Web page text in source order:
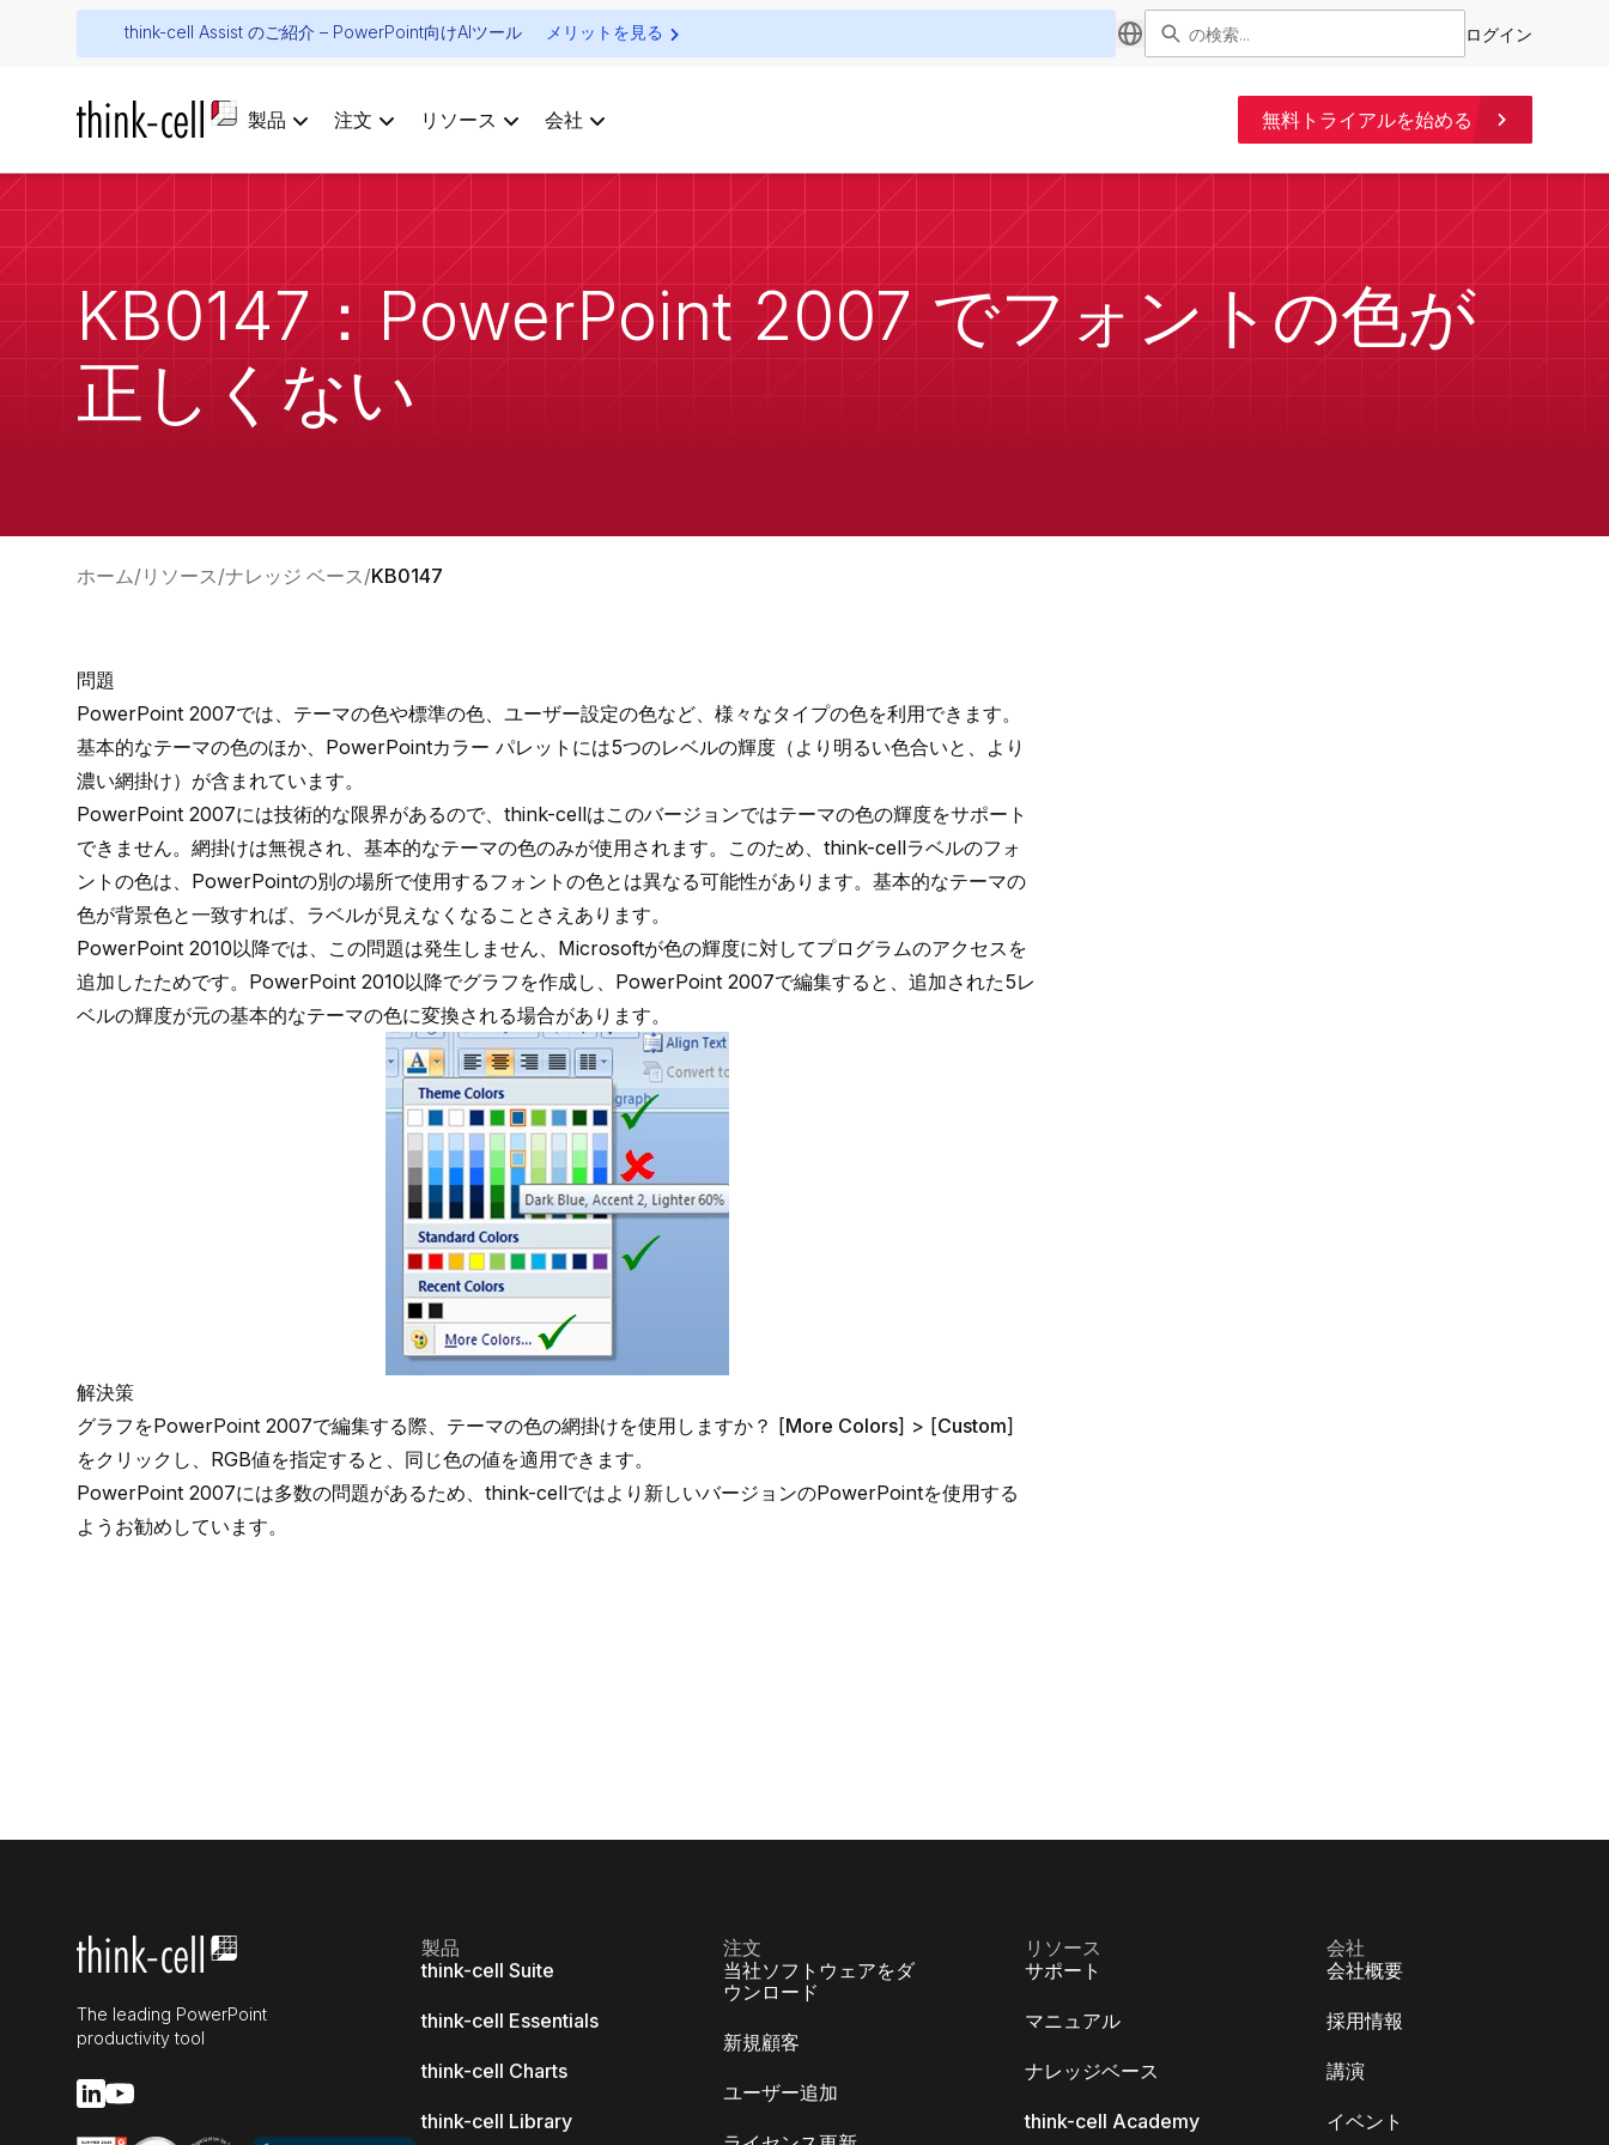
think-cell Assist のご紹介 – PowerPoint向けAIツール メリットを見る ログイン
製品 注文 リソース 会社 無料トライアルを始める
KB0147：PowerPoint 2007 でフォントの色が
正しくない
ホーム リソース ナレッジ ベース KB0147
問題
PowerPoint 2007では、テーマの色や標準の色、ユーザー設定の色など、様々なタイプの色を利用できます。
基本的なテーマの色のほか、PowerPointカラー パレットには5つのレベルの輝度（より明るい色合いと、より
濃い網掛け）が含まれています。
PowerPoint 2007には技術的な限界があるので、think-cellはこのバージョンではテーマの色の輝度をサポート
できません。網掛けは無視され、基本的なテーマの色のみが使用されます。このため、think-cellラベルのフォ
ントの色は、PowerPointの別の場所で使用するフォントの色とは異なる可能性があります。基本的なテーマの
色が背景色と一致すれば、ラベルが見えなくなることさえあります。
PowerPoint 2010以降では、この問題は発生しません、Microsoftが色の輝度に対してプログラムのアクセスを
追加したためです。PowerPoint 2010以降でグラフを作成し、PowerPoint 2007で編集すると、追加された5レ
ベルの輝度が元の基本的なテーマの色に変換される場合があります。
解決策
グラフをPowerPoint 2007で編集する際、テーマの色の網掛けを使用しますか？ [More Colors] > [Custom]
をクリックし、RGB値を指定すると、同じ色の値を適用できます。
PowerPoint 2007には多数の問題があるため、think-cellではより新しいバージョンのPowerPointを使用する
ようお勧めしています。
The leading PowerPoint
productivity tool
製品
think-cell Suite
think-cell Essentials
think-cell Charts
think-cell Library
注文
当社ソフトウェアをダ
ウンロード
新規顧客
ユーザー追加
リソース
サポート
マニュアル
ナレッジベース
think-cell Academy
会社
会社概要
採用情報
講演
イベント